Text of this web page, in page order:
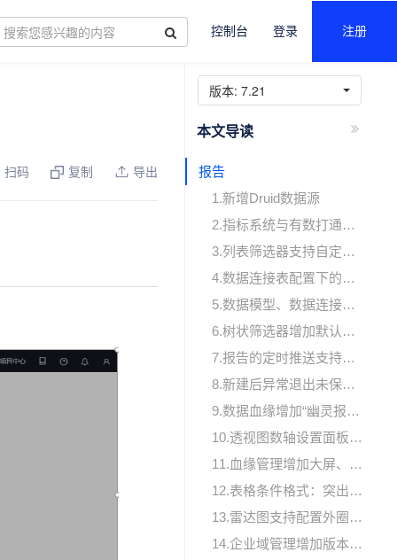
控制台 登录 注册
扫码 复制 导出 报告
1.新增Druid数据源
2.指标系统与有数打通，同步展示指标口径（本内容仅跟网易公司内部用户与私有部署用户相关）
3.列表筛选器支持自定义设置
4.数据连接表配置下的维度分类支持添加描述
5.数据模型、数据连接显示创建人和修改人信息
6.树状筛选器增加默认值的设置，可自定义设置默认选中第一项、第N项和全部
7.报告的定时推送支持设置推送时间区间
8.新建后异常退出未保存的报告，创建者再次进入有数产品提示用户可继续编辑，也可直接删除该报告
9.数据血缘增加“幽灵报告”（新建后异常退出的报告）的血缘，项目管理员可继续编辑/删除相关报告
10.透视图数轴设置面板增加数轴名称的方向和显示位置设置
11.血缘管理增加大屏、取数的相关血缘
12.表格条件格式：突出显示单元格新增【标记+文字颜色】类型
13.雷达图支持配置外圈以及指标的颜色
14.企业域管理增加版本信息
版本: